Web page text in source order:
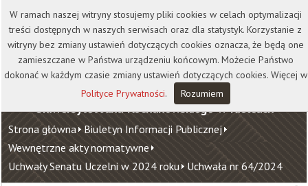
Kontakt Biblioteka
Wydawnictwo
Wirtualna Uczelnia
Uniwersytet Jana Kochanowskiego w Kielcach
Strona główna Biuletyn Informacji Publicznej
Wewnętrzne akty normatywne
Uchwały Senatu Uczelni w 2024 roku Uchwała nr 64/2024
W ramach naszej witryny stosujemy pliki cookies w celach optymalizacji
treści dostępnych w naszych serwisach oraz dla statystyk. Korzystanie z
witryny bez zmiany ustawień dotyczących cookies oznacza, że będą one
zamieszczane w Państwa urządzeniu końcowym. Możecie Państwo
dokonać w każdym czasie zmiany ustawień dotyczących cookies. Więcej w
Polityce Prywatności. Rozumiem